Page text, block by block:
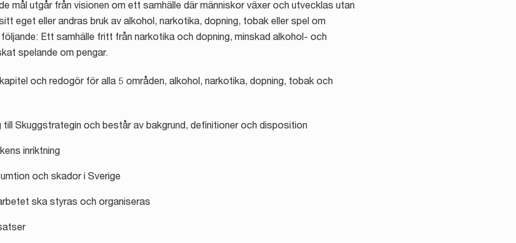
mål utgår från visionen om ett samhälle där människor växer och utvecklas utan
eget eller andras bruk av alkohol, narkotika, dopning, tobak eller spel om
Ett samhälle fritt från narkotika och dopning, minskad alkohol- och
spelande om pengar.
och redogör för alla 5 områden, alkohol, narkotika, dopning, tobak och
till Skuggstrategin och består av bakgrund, definitioner och disposition
inriktning
och skador i Sverige
ska styras och organiseras